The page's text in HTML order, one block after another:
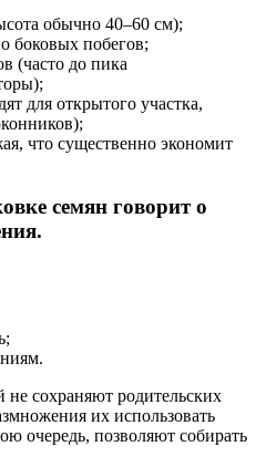
обычно 40–60 см);
боковых побегов;
(часто до пика
для открытого участка,
что существенно экономит
семян говорит о
не сохраняют родительских
их использовать
очередь, позволяют собирать